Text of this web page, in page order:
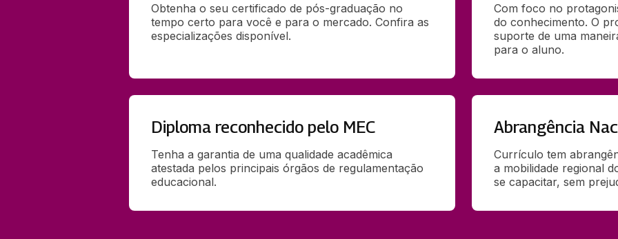
Obtenha o seu certificado de pós-graduação no
tempo certo para você e para o mercado. Confira as
especializações disponível.
Com foco no
do conhecimento. O
suporte de uma
para o aluno.
Diploma reconhecido pelo MEC
Tenha a garantia de uma qualidade acadêmica
atestada pelos principais órgãos de regulamentação
educacional.
Abrangência
Currículo tem
a mobilidade regional
se capacitar, sem